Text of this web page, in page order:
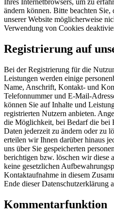
Ihres Internetbrowsers, um zu
ändern können. Bitte beachten Sie,
unserer Website möglicherweise
Verwendung von Cookies
Registrierung auf
Bei der Registrierung für die
Leistungen werden einige
Name, Anschrift, Kontakt- und
Telefonnummer und E-Mail-
können Sie auf Inhalte und
registrierten Nutzern anbieten.
die Möglichkeit, bei Bedarf die bei
Daten jederzeit zu ändern oder zu
erteilen wir Ihnen darüber hinaus
uns über Sie gespeicherten
berichtigen bzw. löschen wir diese
keine gesetzlichen
Kontaktaufnahme in diesem
Ende dieser Datenschutzerklärung
Kommentarfunktion